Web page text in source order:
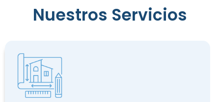
Reconocimiento
de
Nuestros Servicios